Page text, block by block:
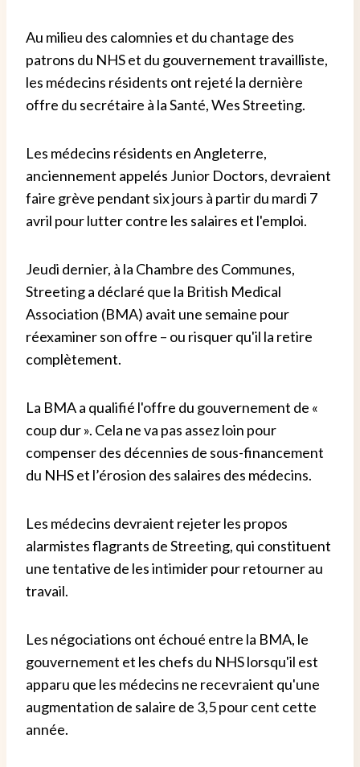
Au milieu des calomnies et du chantage des
patrons du NHS et du gouvernement travailliste,
les médecins résidents ont rejeté la dernière
offre du secrétaire à la Santé, Wes Streeting.
Les médecins résidents en Angleterre,
anciennement appelés Junior Doctors, devraient
faire grève pendant six jours à partir du mardi 7
avril pour lutter contre les salaires et l'emploi.
Jeudi dernier, à la Chambre des Communes,
Streeting a déclaré que la British Medical
Association (BMA) avait une semaine pour
réexaminer son offre – ou risquer qu'il la retire
complètement.
La BMA a qualifié l'offre du gouvernement de «
coup dur ». Cela ne va pas assez loin pour
compenser des décennies de sous-financement
du NHS et l’érosion des salaires des médecins.
Les médecins devraient rejeter les propos
alarmistes flagrants de Streeting, qui constituent
une tentative de les intimider pour retourner au
travail.
Les négociations ont échoué entre la BMA, le
gouvernement et les chefs du NHS lorsqu'il est
apparu que les médecins ne recevraient qu'une
augmentation de salaire de 3,5 pour cent cette
année.